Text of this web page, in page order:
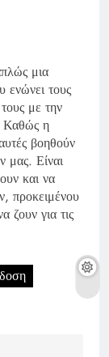
μια
ενώνει τους
με την
Καθώς η
βοηθούν
μας. Είναι
και να
προκειμένου
ζουν για τις